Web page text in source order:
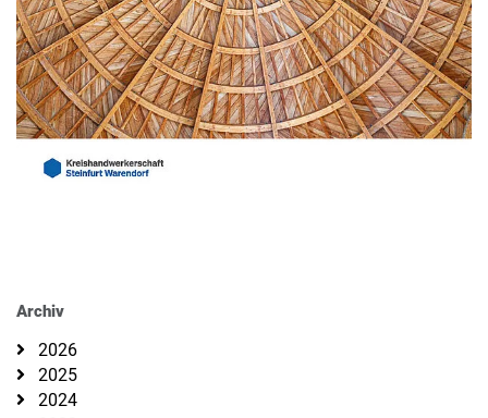
Archiv
2026
2025
2024